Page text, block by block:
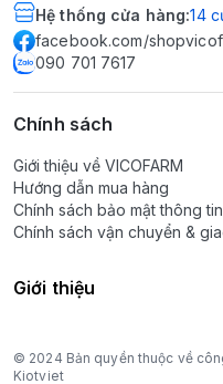
Hệ thống cửa hàng:14
facebook.com/
090 701 7617
Chính sách
Giới thiệu về VICOFARM
Hướng dẫn mua hàng
Chính sách bảo mật thông
Chính sách vận chuyển &
Giới thiệu
© 2024 Bản quyền thuộc về
Kiotviet